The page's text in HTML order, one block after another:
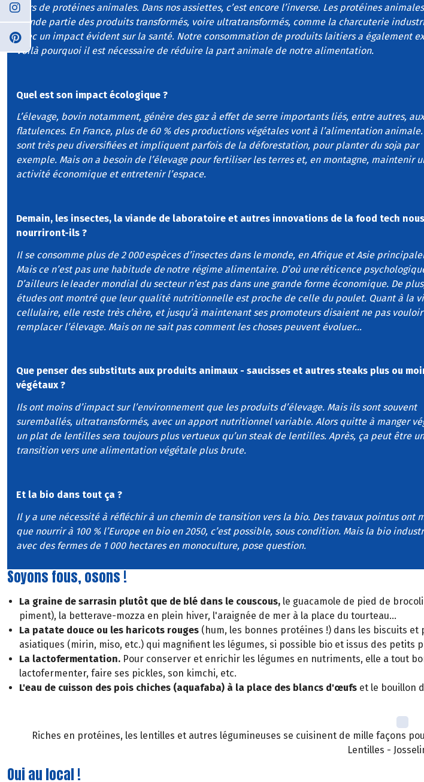
tiers de protéines animales. Dans nos assiettes, c’est encore l’inverse. Les protéines
grande partie des produits transformés, voire ultratransformés, comme la charcuterie
avec un impact évident sur la santé. Notre consommation de produits laitiers a également
Voilà pourquoi il est nécessaire de réduire la part animale de notre alimentation.
Quel est son impact écologique ?
L’élevage, bovin notamment, génère des gaz à effet de serre importants liés, entre autres, aux
flatulences. En France, plus de 60 % des productions végétales vont à l’alimentation
sont très peu diversifiées et impliquent parfois de la déforestation, pour planter du soja par
exemple. Mais on a besoin de l’élevage pour fertiliser les terres et, en montagne, maintenir
activité économique et entretenir l’espace.
Demain, les insectes, la viande de laboratoire et autres innovations de la food tech nous
nourriront-ils ?
Il se consomme plus de 2 000 espèces d’insectes dans le monde, en Afrique et Asie
Mais ce n’est pas une habitude de notre régime alimentaire. D’où une réticence
D’ailleurs le leader mondial du secteur n’est pas dans une grande forme économique. De
études ont montré que leur qualité nutritionnelle est proche de celle du poulet. Quant à la
cellulaire, elle reste très chère, et jusqu’à maintenant ses promoteurs disaient ne pas vouloir
remplacer l’élevage. Mais on ne sait pas comment les choses peuvent évoluer…
Que penser des substituts aux produits animaux - saucisses et autres steaks plus ou
végétaux ?
Ils ont moins d’impact sur l’environnement que les produits d’élevage. Mais ils sont souvent
suremballés, ultratransformés, avec un apport nutritionnel variable. Alors quitte à manger
un plat de lentilles sera toujours plus vertueux qu’un steak de lentilles. Après, ça peut être
transition vers une alimentation végétale plus brute.
Et la bio dans tout ça ?
Il y a une nécessité à réfléchir à un chemin de transition vers la bio. Des travaux pointus ont
que nourrir à 100 % l’Europe en bio en 2050, c’est possible, sous condition. Mais la bio
avec des fermes de 1 000 hectares en monoculture, pose question.
Soyons fous, osons !
La graine de sarrasin plutôt que de blé dans le couscous, le guacamole de pied de
piment), la betterave-mozza en plein hiver, l'araignée de mer à la place du tourteau...
La patate douce ou les haricots rouges (hum, les bonnes protéines !) dans les biscuits et
asiatiques (mirin, miso, etc.) qui magnifient les légumes, si possible bio et issus des petits
La lactofermentation. Pour conserver et enrichir les légumes en nutriments, elle a tout
lactofermenter, faire ses pickles, son kimchi, etc.
L'eau de cuisson des pois chiches (aquafaba) à la place des blancs d'œufs et le bouillon
Riches en protéines, les lentilles et autres légumineuses se cuisinent de mille façons
Lentilles -
Oui au local !